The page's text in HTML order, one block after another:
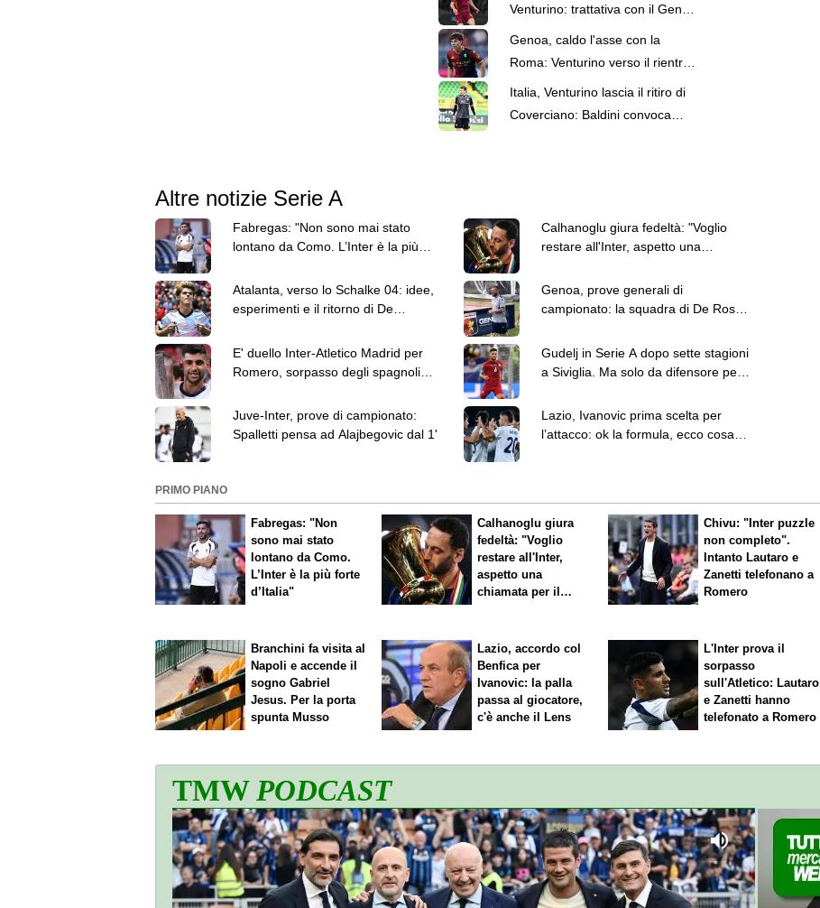
Venturino: trattativa con il Genoa
Genoa, caldo l'asse con la
Roma: Venturino verso il rientro e
si tratta il riscatto di Baldanzi
Italia, Venturino lascia il ritiro di
Coverciano: Baldini convoca
Altre notizie Serie A
Fabregas: "Non sono mai stato
lontano da Como. L’Inter è la più
Calhanoglu giura fedeltà: "Voglio
restare all'Inter, aspetto una
Atalanta, verso lo Schalke 04: idee,
esperimenti e il ritorno di De
Genoa, prove generali di
campionato: la squadra di De Rossi
E' duello Inter-Atletico Madrid per
Romero, sorpasso degli spagnoli
Gudelj in Serie A dopo sette stagioni
a Siviglia. Ma solo da difensore per
Juve-Inter, prove di campionato:
Spalletti pensa ad Alajbegovic dal 1'
Lazio, Ivanovic prima scelta per
l’attacco: ok la formula, ecco cosa
PRIMO PIANO
Fabregas: "Non
sono mai stato
lontano da Como.
L’Inter è la più forte
d’Italia"
Calhanoglu giura
fedeltà: "Voglio
restare all'Inter,
aspetto una
chiamata per il
Chivu: "Inter puzzle
non completo".
Intanto Lautaro e
Zanetti telefonano a
Romero
Branchini fa visita al
Napoli e accende il
sogno Gabriel
Jesus. Per la porta
spunta Musso
Lazio, accordo col
Benfica per
Ivanovic: la palla
passa al giocatore,
c'è anche il Lens
L'Inter prova il
sorpasso
sull'Atletico: Lautaro
e Zanetti hanno
telefonato a Romero
TMWPODCAST